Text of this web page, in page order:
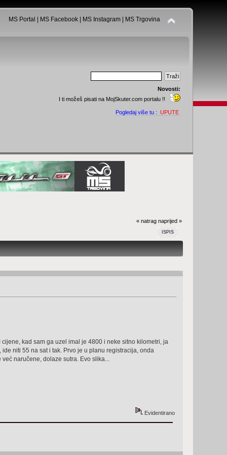
MS Portal MS Facebook| MS Instagram| MS Trgovina
Novosti:
I ti možeš pisati na MojSkuter.com portalu !!
Pogledaj više tu : UPUTE
« natrag naprijed »
ISPIS
kad sam ga uzel imal je 4800 i neke sitno kilometri, ja
niti 55 na sat i tak. Prvo je u planu registracija, onda
naručene, dolaze sutra. Evo slika...
Evidentirano